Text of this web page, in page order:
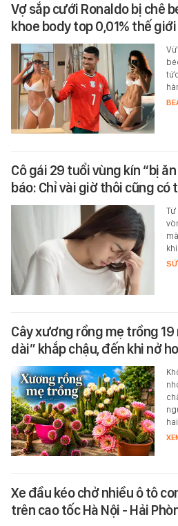
Vợ sắp cưới Ronaldo bị chê
khoe body top 0,01% thế giới
Cô gái 29 tuổi vùng kín “bị
báo: Chỉ vài giờ thôi cũng
Cây xương rồng mẹ trồng
dài” khắp chậu, đến khi nở
Xe đầu kéo chở nhiều ô tô
trên cao tốc Hà Nội - Hải